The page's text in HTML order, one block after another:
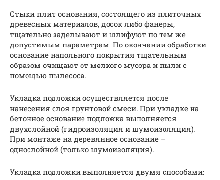
Стыки плит основания, состоящего из плиточных
древесных материалов, досок либо фанеры,
тщательно заделывают и шлифуют по тем же
допустимым параметрам. По окончании обработки
основание напольного покрытия тщательным
образом очищают от мелкого мусора и пыли с
помощью пылесоса.
Укладка подложки осуществляется после
нанесения слоя грунтовой смеси. При укладке на
бетонное основание подложка выполняется
двухслойной (гидроизоляция и шумоизоляция).
При монтаже на деревянное основание –
однослойной (только шумоизоляция).
Укладка подложки выполняется двумя способами: